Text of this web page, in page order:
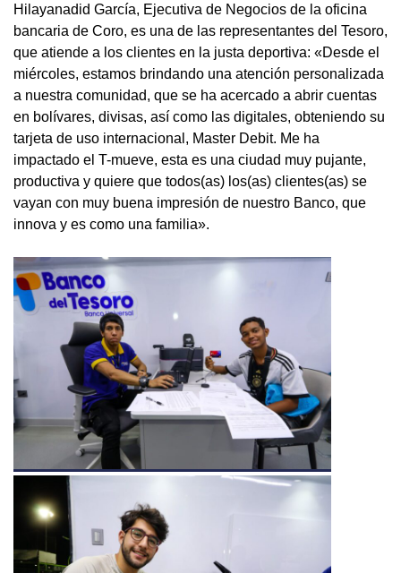
Hilayanadid García, Ejecutiva de Negocios de la oficina
bancaria de Coro, es una de las representantes del Tesoro,
que atiende a los clientes en la justa deportiva: «Desde el
miércoles, estamos brindando una atención personalizada
a nuestra comunidad, que se ha acercado a abrir cuentas
en bolívares, divisas, así como las digitales, obteniendo su
tarjeta de uso internacional, Master Debit. Me ha
impactado el T-mueve, esta es una ciudad muy pujante,
productiva y quiere que todos(as) los(as) clientes(as) se
vayan con muy buena impresión de nuestro Banco, que
innova y es como una familia».